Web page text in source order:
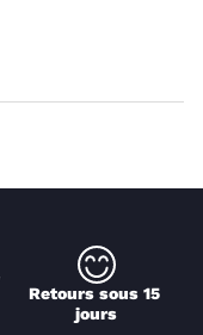
Retours sous 15
jours